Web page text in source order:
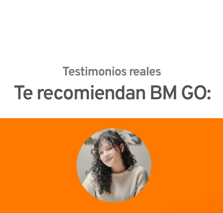
Testimonios reales
Te recomiendan BM GO: